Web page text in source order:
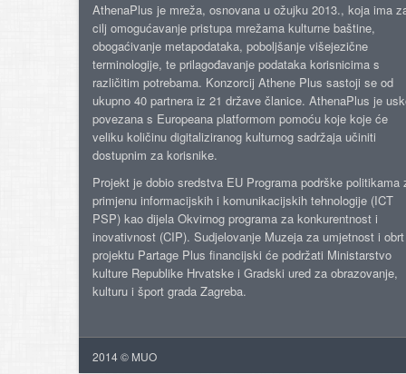
AthenaPlus je mreža, osnovana u ožujku 2013., koja ima
cilj omogućavanje pristupa mrežama kulturne baštine,
obogaćivanje metapodataka, poboljšanje višejezične
terminologije, te prilagođavanje podataka korisnicima s
različitim potrebama. Konzorcij Athene Plus sastoji se od
ukupno 40 partnera iz 21 države članice. AthenaPlus je
povezana s Europeana platformom pomoću koje koje će
veliku količinu digitaliziranog kulturnog sadržaja učiniti
dostupnim za korisnike.
Projekt je dobio sredstva EU Programa podrške politikama
primjenu informacijskih i komunikacijskih tehnologije (ICT
PSP) kao dijela Okvirnog programa za konkurentnost i
inovativnost (CIP). Sudjelovanje Muzeja za umjetnost i
projektu Partage Plus financijski će podržati Ministarstvo
kulture Republike Hrvatske i Gradski ured za obrazovanje,
kulturu i šport grada Zagreba.
2014 © MUO